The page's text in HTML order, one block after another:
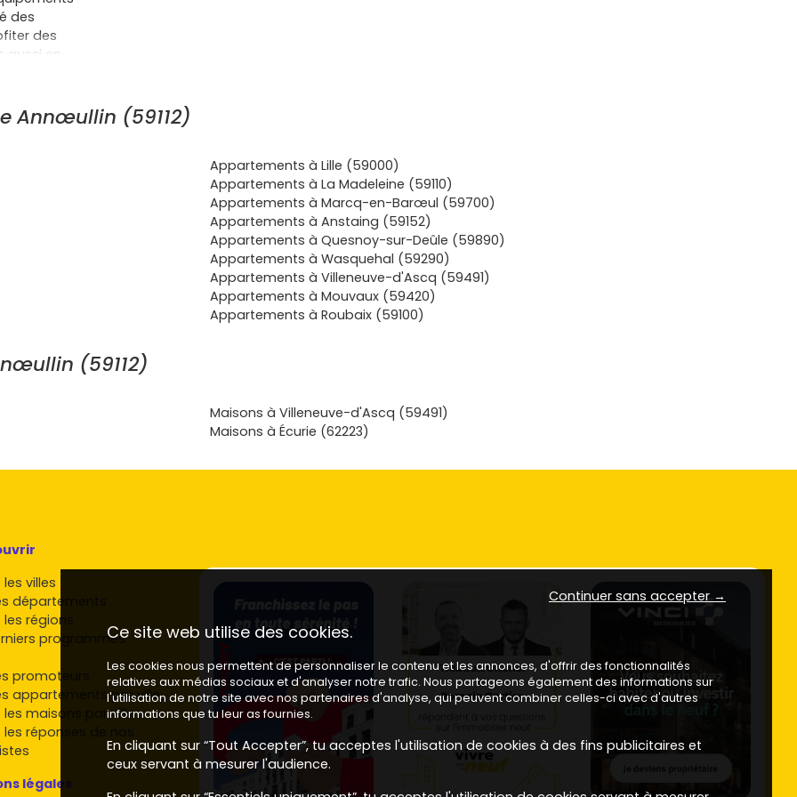
des
des
en
de quoi
proximité
une
isolée et
le
tu
des
en
ton bien
de
dans
Annœullin (59112)
Appartements à Lille (59000)
Appartements à La Madeleine (59110)
Appartements à Marcq-en-Barœul (59700)
Appartements à Anstaing (59152)
Appartements à Quesnoy-sur-Deûle (59890)
Appartements à Wasquehal (59290)
Appartements à Villeneuve-d'Ascq (59491)
Appartements à Mouvaux (59420)
Appartements à Roubaix (59100)
(59112)
Maisons à Villeneuve-d'Ascq (59491)
Maisons à Écurie (62223)
villes
départements
régions
programmes
promoteurs
appartements par ville
les maisons par ville
réponses de nos
légales
Continuer sans accepter →
Ce site web utilise des cookies.
Les cookies nous permettent de personnaliser le contenu et les annonces, d'offrir des fonctionnalités
relatives aux médias sociaux et d'analyser notre trafic. Nous partageons également des informations sur
l'utilisation de notre site avec nos partenaires d'analyse, qui peuvent combiner celles-ci avec d'autres
informations que tu leur as fournies.
En cliquant sur “Tout Accepter”, tu acceptes l'utilisation de cookies à des fins publicitaires et
ceux servant à mesurer l'audience.